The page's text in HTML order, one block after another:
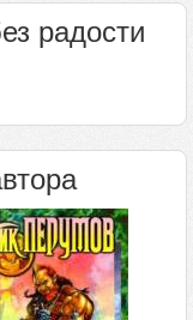
радости